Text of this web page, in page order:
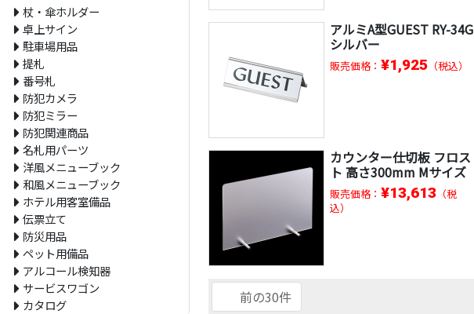
アルミA型GUEST RY-34G
シルバー
販売価格： ¥1,925 （税込）
カウンター仕切板 フロス
ト 高さ300mm Mサイズ
販売価格： ¥13,613 （税
込）
前の30件
杖・傘ホルダー
卓上サイン
駐車場用品
提札
番号札
防犯カメラ
防犯ミラー
防犯関連商品
名札用パーツ
洋風メニューブック
和風メニューブック
ホテル用客室備品
伝票立て
防災用品
ペット用備品
アルコール検知器
サービスワゴン
カタログ